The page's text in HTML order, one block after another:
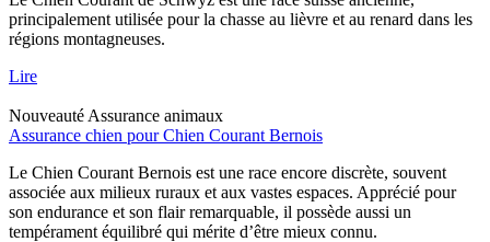
principalement utilisée pour la chasse au lièvre et au renard dans les
régions montagneuses.
Lire
Nouveauté Assurance animaux
Assurance chien pour Chien Courant Bernois
Le Chien Courant Bernois est une race encore discrète, souvent
associée aux milieux ruraux et aux vastes espaces. Apprécié pour
son endurance et son flair remarquable, il possède aussi un
tempérament équilibré qui mérite d’être mieux connu.